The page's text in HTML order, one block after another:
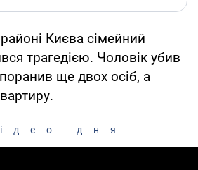
Києва сімейний
трагедією. Чоловік убив
ще двох осіб, а
дня